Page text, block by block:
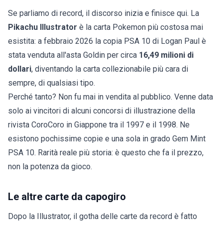
Se parliamo di record, il discorso inizia e finisce qui. La
Pikachu Illustrator è la carta Pokemon più costosa mai
esistita: a febbraio 2026 la copia PSA 10 di Logan Paul è
stata venduta all'asta Goldin per circa 16,49 milioni di
dollari, diventando la carta collezionabile più cara di
sempre, di qualsiasi tipo.
Perché tanto? Non fu mai in vendita al pubblico. Venne data
solo ai vincitori di alcuni concorsi di illustrazione della
rivista CoroCoro in Giappone tra il 1997 e il 1998. Ne
esistono pochissime copie e una sola in grado Gem Mint
PSA 10. Rarità reale più storia: è questo che fa il prezzo,
non la potenza da gioco.
Le altre carte da capogiro
Dopo la Illustrator, il gotha delle carte da record è fatto